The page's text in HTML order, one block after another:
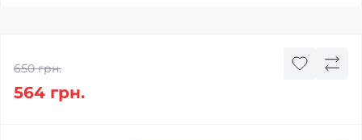
650 грн.
564 грн.